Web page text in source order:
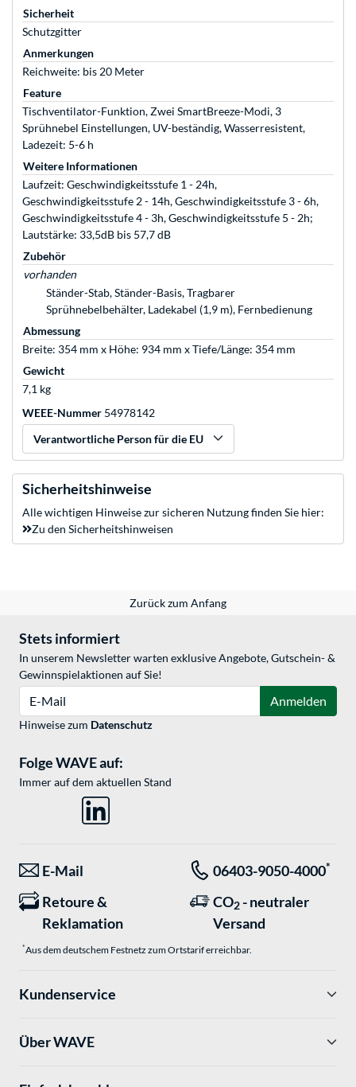
Sicherheit
Schutzgitter
Anmerkungen
Reichweite: bis 20 Meter
Feature
Tischventilator-Funktion, Zwei SmartBreeze-Modi, 3
Sprühnebel Einstellungen, UV-beständig, Wasserresistent,
Ladezeit: 5-6 h
Weitere Informationen
Laufzeit: Geschwindigkeitsstufe 1 - 24h,
Geschwindigkeitsstufe 2 - 14h, Geschwindigkeitsstufe 3 - 6h,
Geschwindigkeitsstufe 4 - 3h, Geschwindigkeitsstufe 5 - 2h;
Lautstärke: 33,5dB bis 57,7 dB
Zubehör
vorhanden
Ständer-Stab, Ständer-Basis, Tragbarer
Sprühnebelbehälter, Ladekabel (1,9 m), Fernbedienung
Abmessung
Breite: 354 mm x Höhe: 934 mm x Tiefe/Länge: 354 mm
Gewicht
7,1 kg
WEEE-Nummer 54978142
Verantwortliche Person für die EU
Sicherheitshinweise
Alle wichtigen Hinweise zur sicheren Nutzung finden Sie hier:
Zu den Sicherheitshinweisen
Zurück zum Anfang
Stets informiert
In unserem Newsletter warten exklusive Angebote, Gutschein- &
Gewinnspielaktionen auf Sie!
Anmelden
Hinweise zum Datenschutz
Folge WAVE auf:
Immer auf dem aktuellen Stand
E-Mail 06403-9050-4000*
Retoure &
Reklamation
CO2 - neutraler
Versand
*Aus dem deutschem Festnetz zum Ortstarif erreichbar.
Kundenservice
Über WAVE